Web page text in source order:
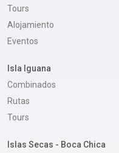
Tours
Alojamiento
Eventos
Isla Iguana
Combinados
Rutas
Tours
Islas Secas - Boca Chica